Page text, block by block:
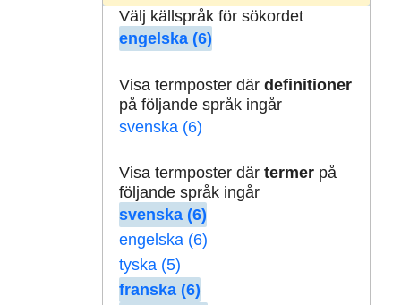
Välj källspråk för sökordet
engelska (6)
Visa termposter där definitioner
på följande språk ingår
svenska (6)
Visa termposter där termerpå
följande språk ingår
svenska (6)
engelska (6)
tyska (5)
franska (6)